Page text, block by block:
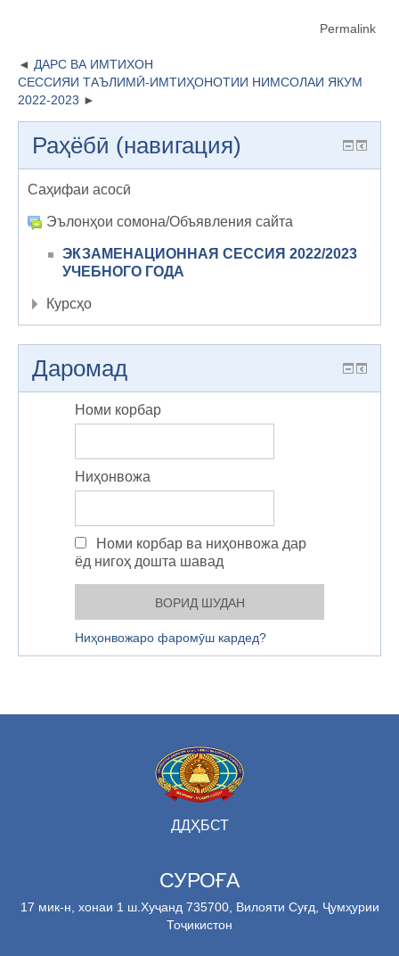
Permalink
ДАРС ВА ИМТИХОН
СЕССИЯИ ТАЪЛИМӢ-ИМТИҲОНОТИИ НИМСОЛАИ ЯКУМ
2022-2023
Раҳёбӣ (навигация)
Саҳифаи асосӣ
Эълонҳои сомона/Объявления сайта
ЭКЗАМЕНАЦИОННАЯ СЕССИЯ 2022/2023
УЧЕБНОГО ГОДА
Курсҳо
Даромад
Номи корбар
Ниҳонвожа
Номи корбар ва ниҳонвожа дар
ёд нигоҳ дошта шавад
Ниҳонвожаро фаромӯш кардед?
ДДҲБСТ
СУРОҒА
17 мик-н, хонаи 1 ш.Хуҷанд 735700, Вилояти Суғд, Ҷумҳурии
Тоҷикистон